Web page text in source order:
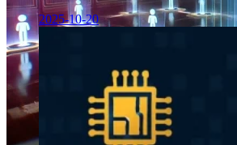
2025-10-20